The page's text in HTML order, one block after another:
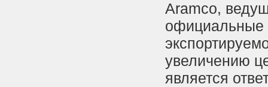
Aramco,
официальные
увеличению
является